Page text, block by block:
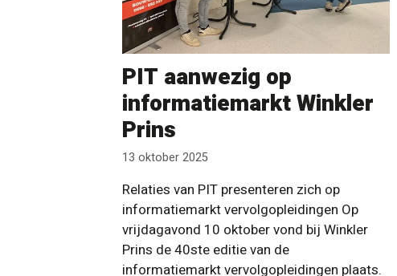
PIT aanwezig op
informatiemarkt Winkler
Prins
13 oktober 2025
Relaties van PIT presenteren zich op
informatiemarkt vervolgopleidingen Op
vrijdagavond 10 oktober vond bij Winkler
Prins de 40ste editie van de
informatiemarkt vervolgopleidingen plaats.